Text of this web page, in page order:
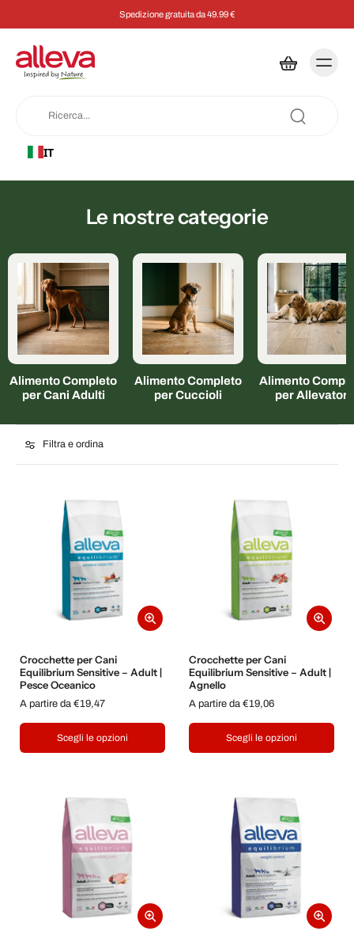
Spedizione gratuita da 49.99 €
IT
Le nostre categorie
Alimento Completo
per Cani Adulti
Alimento Completo
per Cuccioli
Alimento
per Allevatori
Filtra e ordina
Crocchette per Cani
Equilibrium Sensitive – Adult |
Pesce Oceanico
A partire da €19,47
Scegli le opzioni
Crocchette per Cani
Equilibrium Sensitive – Adult |
Agnello
A partire da €19,06
Scegli le opzioni